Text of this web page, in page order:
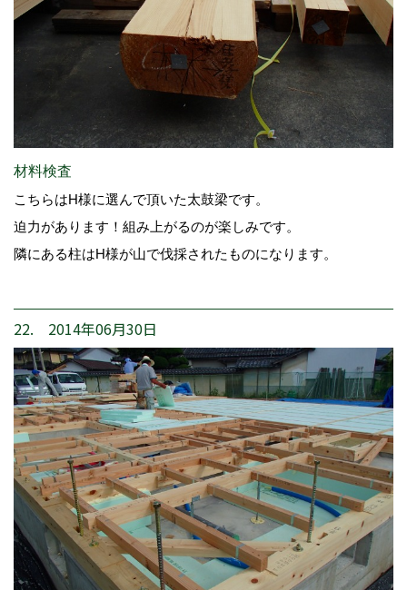
材料検査
こちらはH様に選んで頂いた太鼓梁です。
迫力があります！組み上がるのが楽しみです。
隣にある柱はH様が山で伐採されたものになります。
22. 2014年06月30日